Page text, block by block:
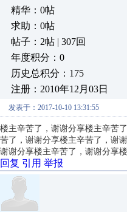
精华：0帖
求助：0帖
帖子：2帖 | 307回
年度积分：0
历史总积分：175
注册：2010年12月03日
发表于：2017-10-10 13:31:55
楼主辛苦了，谢谢分享楼主辛苦
苦了，谢谢分享楼主辛苦了，谢
谢谢分享楼主辛苦了，谢谢分享
回复 引用 举报